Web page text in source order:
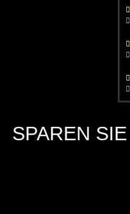






SPAREN SIE